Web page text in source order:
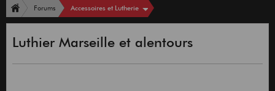
Forums Accessoires et Lutherie
Luthier Marseille et alentours